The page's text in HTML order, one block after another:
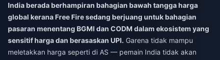
India berada berhampiran bahagian bawah tangga harga
global kerana Free Fire sedang berjuang untuk bahagian
pasaran menentang BGMI dan CODM dalam ekosistem yang
sensitif harga dan berasaskan UPI. Garena tidak mampu
meletakkan harga seperti di AS — pemain India tidak akan